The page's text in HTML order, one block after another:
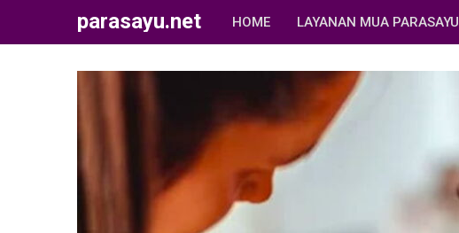
parasayu.net HOME LAYANAN MUA PARASAYU